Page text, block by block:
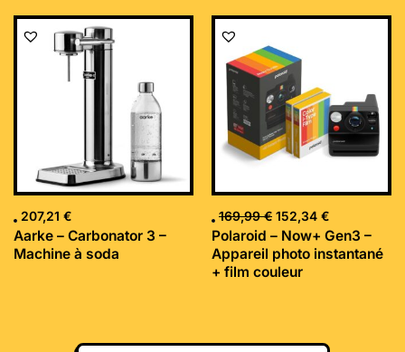
207,21 €
Aarke – Carbonator 3 –
Machine à soda
169,99€
Le
initial
était :
169,99 €.
152,34 €
Le
Polaroid – Now+ Gen3 –
Appareil photo instantané
+ film couleur